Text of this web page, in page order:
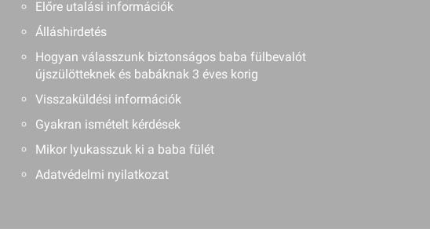
Előre utalási információk
Álláshirdetés
Hogyan válasszunk biztonságos baba fülbevalót
újszülötteknek és babáknak 3 éves korig
Visszaküldési információk
Gyakran ismételt kérdések
Mikor lyukasszuk ki a baba fülét
Adatvédelmi nyilatkozat